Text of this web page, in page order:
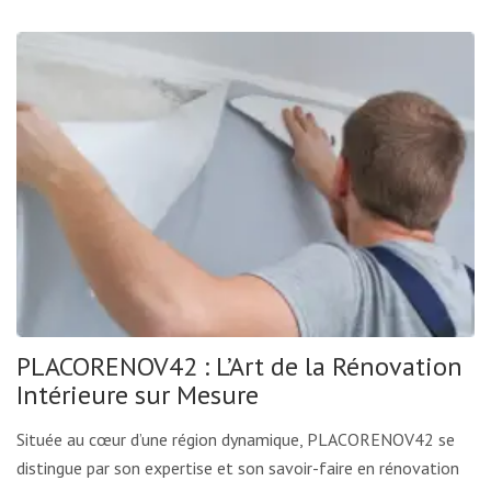
PLACORENOV42 : L’Art de la Rénovation
Intérieure sur Mesure
Située au cœur d’une région dynamique, PLACORENOV42 se
distingue par son expertise et son savoir-faire en rénovation